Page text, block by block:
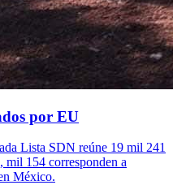
por EU
Lista SDN reúne 19 mil 241
mil 154 corresponden a
México.